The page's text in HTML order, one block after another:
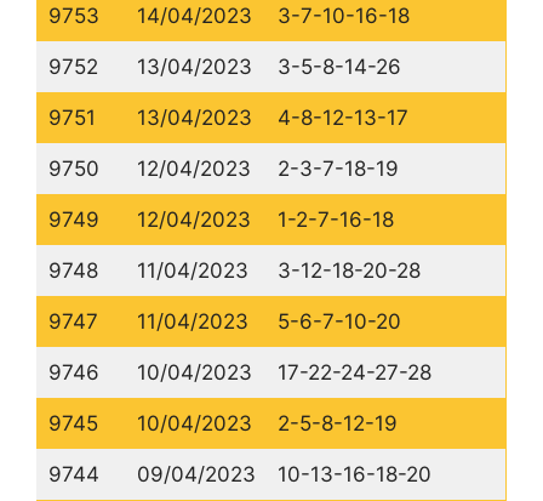
9753 14/04/2023 3-7-10-16-18
9752 13/04/2023 3-5-8-14-26
9751 13/04/2023 4-8-12-13-17
9750 12/04/2023 2-3-7-18-19
9749 12/04/2023 1-2-7-16-18
9748 11/04/2023 3-12-18-20-28
9747 11/04/2023 5-6-7-10-20
9746 10/04/2023 17-22-24-27-28
9745 10/04/2023 2-5-8-12-19
9744 09/04/2023 10-13-16-18-20